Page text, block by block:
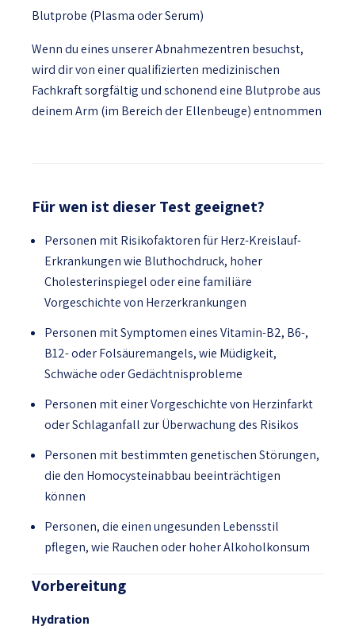
Blutprobe (Plasma oder Serum)
Wenn du eines unserer Abnahmezentren besuchst,
wird dir von einer qualifizierten medizinischen
Fachkraft sorgfältig und schonend eine Blutprobe aus
deinem Arm (im Bereich der Ellenbeuge) entnommen
Für wen ist dieser Test geeignet?
Personen mit Risikofaktoren für Herz-Kreislauf-
Erkrankungen wie Bluthochdruck, hoher
Cholesterinspiegel oder eine familiäre
Vorgeschichte von Herzerkrankungen
Personen mit Symptomen eines Vitamin-B2, B6-,
B12- oder Folsäuremangels, wie Müdigkeit,
Schwäche oder Gedächtnisprobleme
Personen mit einer Vorgeschichte von Herzinfarkt
oder Schlaganfall zur Überwachung des Risikos
Personen mit bestimmten genetischen Störungen,
die den Homocysteinabbau beeinträchtigen
können
Personen, die einen ungesunden Lebensstil
pflegen, wie Rauchen oder hoher Alkoholkonsum
Vorbereitung
Hydration